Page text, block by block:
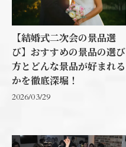
【結婚式二次会の景品選
び】おすすめの景品の選び
方とどんな景品が好まれる
かを徹底深堀！
2026/03/29